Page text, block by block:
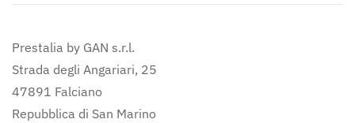
Prestalia by GAN s.r.l.
Strada degli Angariari, 25
47891 Falciano
Repubblica di San Marino